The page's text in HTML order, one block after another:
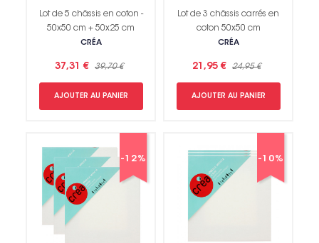
Lot de 5 châssis en coton -
50x50 cm + 50x25 cm
CRÉA
37,31 € 39,70 €
AJOUTER AU PANIER
Lot de 3 châssis carrés en
coton 50x50 cm
CRÉA
21,95 € 24,95 €
AJOUTER AU PANIER
-12% -10%